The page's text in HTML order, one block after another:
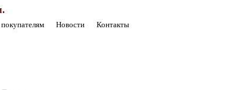
Новости Контакты